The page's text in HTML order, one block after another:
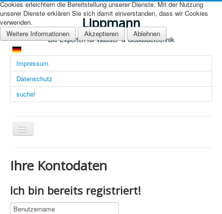
Lippmann
Die Experten für Wasser- & Gebäudetechnik
Impressum
Datenschutz
suche!
Navigation
an/aus
Arbeitsgebiete
Technologien
Ihre Kontodaten
Ich bin bereits registriert!
Cookies erleichtern die Bereitstellung unserer Dienste. Mit der Nutzung
unserer Dienste erklären Sie sich damit einverstanden, dass wir Cookies
verwenden.
Weitere Informationen
Akzeptieren Ablehnen